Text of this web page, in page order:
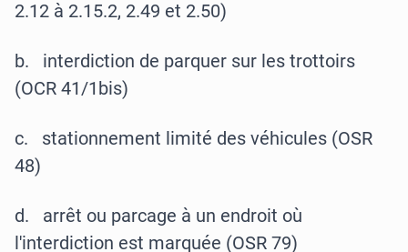
2.12 à 2.15.2, 2.49 et 2.50)
b. interdiction de parquer sur les trottoirs
(OCR 41/1bis)
c. stationnement limité des véhicules (OSR
48)
d. arrêt ou parcage à un endroit où
l'interdiction est marquée (OSR 79)